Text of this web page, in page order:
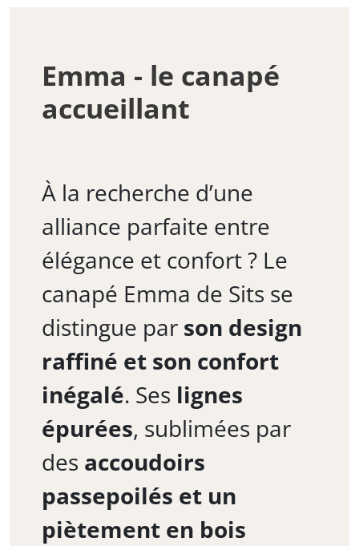
Emma - le canapé
accueillant
À la recherche d’une
alliance parfaite entre
élégance et confort ? Le
canapé Emma de Sits se
distingue par son design
raffiné et son confort
inégalé. Ses lignes
épurées, sublimées par
des accoudoirs
passepoilés et un
piètement en bois